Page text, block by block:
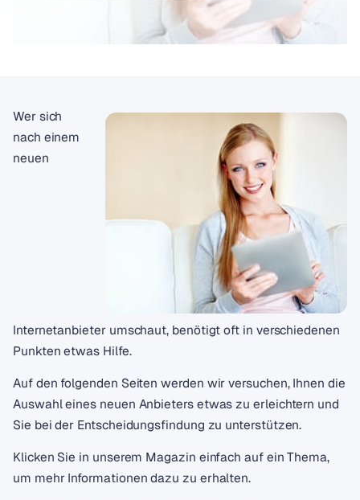
Wer sich
nach einem
neuen
Internetanbieter umschaut, benötigt oft in verschiedenen
Punkten etwas Hilfe.
Auf den folgenden Seiten werden wir versuchen, Ihnen die
Auswahl eines neuen Anbieters etwas zu erleichtern und
Sie bei der Entscheidungsfindung zu unterstützen.
Klicken Sie in unserem Magazin einfach auf ein Thema,
um mehr Informationen dazu zu erhalten.